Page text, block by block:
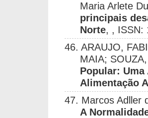
Maria Arlete
principais
Norte, , ISSN:
46. ARAUJO,
MAIA;
Popular:
Alimentação
47. Marcos Adller
A